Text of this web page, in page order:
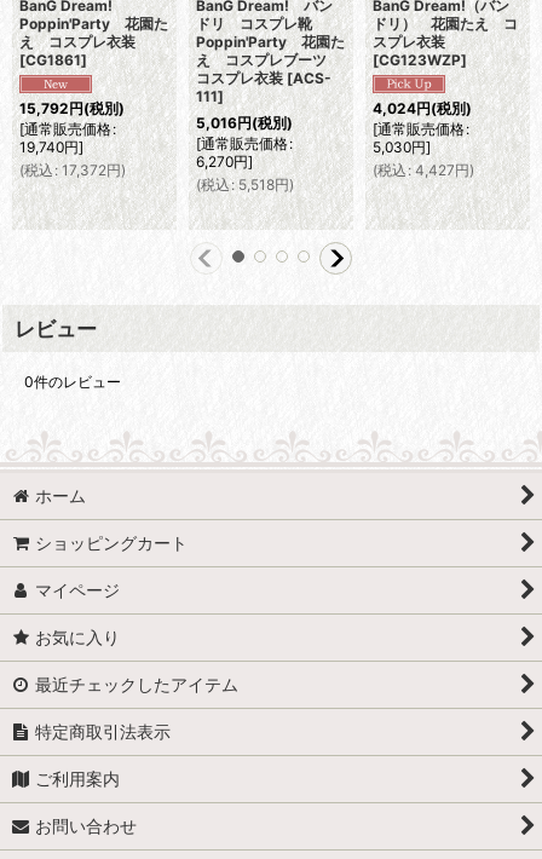
BanG Dream!
Poppin'Party 花園た
え コスプレ衣装
[CG1861]
15,792円(税別)
[通常販売価格:
19,740円]
(税込: 17,372円)
BanG Dream! バン
ドリ コスプレ靴
Poppin'Party 花園た
え コスプレブーツ
コスプレ衣装 [ACS-
111]
5,016円(税別)
[通常販売価格:
6,270円]
(税込: 5,518円)
BanG Dream!（バン
ドリ） 花園たえ コ
スプレ衣装
[CG123WZP]
4,024円(税別)
[通常販売価格 :
5,030円]
(税込: 4,427円)
レビュー
0件のレビュー
ホーム
ショッピングカート
マイページ
お気に入り
最近チェックしたアイテム
特定商取引法表示
ご利用案内
お問い合わせ